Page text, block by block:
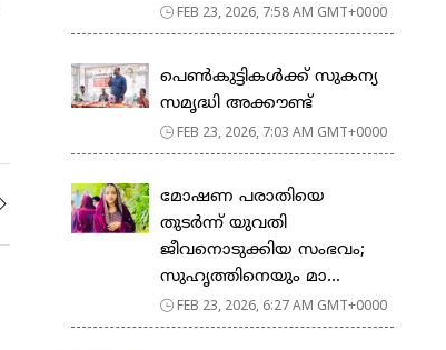
FEB 23, 2026, 7:58 AM GMT+0000
പെ​ൺ​കു​ട്ടി​ക​ൾ​ക്ക് സു​ക​ന്യ
സ​മൃ​ദ്ധി അ​ക്കൗ​ണ്ട്
FEB 23, 2026, 7:03 AM GMT+0000
മോഷണ പരാതിയെ
തുടര്‍ന്ന് യുവതി
ജീവനൊടുക്കിയ സംഭവം;
സുഹൃത്തിനെയും മാ...
FEB 23, 2026, 6:27 AM GMT+0000